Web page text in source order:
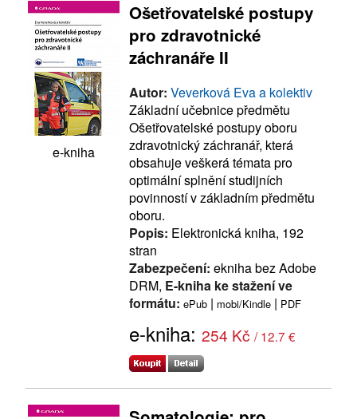
e-kniha
Ošetřovatelské postupy
pro zdravotnické
záchranáře II
Autor: Veverková Eva a kolektiv
Základní učebnice předmětu
Ošetřovatelské postupy oboru
zdravotnický záchranář, která
obsahuje veškerá témata pro
optimální splnění studijních
povinností v základním předmětu
oboru.
Popis: Elektronická kniha, 192
stran
Zabezpečení: ekniha bez Adobe
DRM, E-kniha ke stažení ve
formátu: ePub | mobi/Kindle | PDF
e-kniha: 254 Kč / 12.7 €